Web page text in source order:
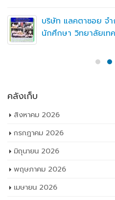
บริษัท แลคตาซอย จ
นักศึกษา วิทยาลัยเท
คลังเก็บ
สิงหาคม 2026
กรกฎาคม 2026
มิถุนายน 2026
พฤษภาคม 2026
เมษายน 2026